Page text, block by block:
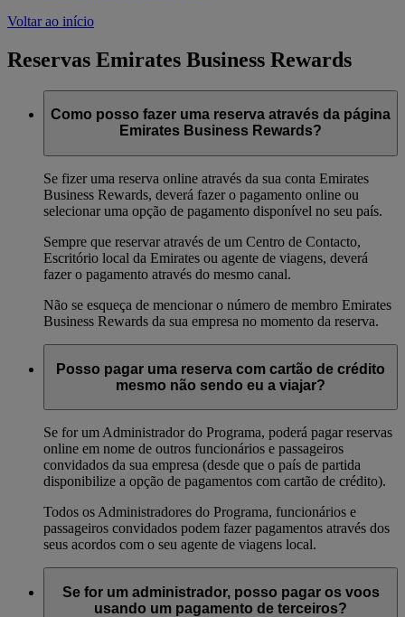
Voltar ao início
Reservas Emirates Business Rewards
Como posso fazer uma reserva através da página
Emirates Business Rewards?
Se fizer uma reserva online através da sua conta Emirates
Business Rewards, deverá fazer o pagamento online ou
selecionar uma opção de pagamento disponível no seu país.
Sempre que reservar através de um Centro de Contacto,
Escritório local da Emirates ou agente de viagens, deverá
fazer o pagamento através do mesmo canal.
Não se esqueça de mencionar o número de membro Emirates
Business Rewards da sua empresa no momento da reserva.
Posso pagar uma reserva com cartão de crédito
mesmo não sendo eu a viajar?
Se for um Administrador do Programa, poderá pagar reservas
online em nome de outros funcionários e passageiros
convidados da sua empresa (desde que o país de partida
disponibilize a opção de pagamentos com cartão de crédito).
Todos os Administradores do Programa, funcionários e
passageiros convidados podem fazer pagamentos através dos
seus acordos com o seu agente de viagens local.
Se for um administrador, posso pagar os voos
usando um pagamento de terceiros?